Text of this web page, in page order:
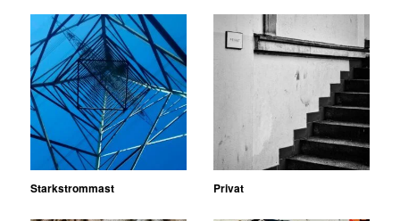
Starkstrommast Privat